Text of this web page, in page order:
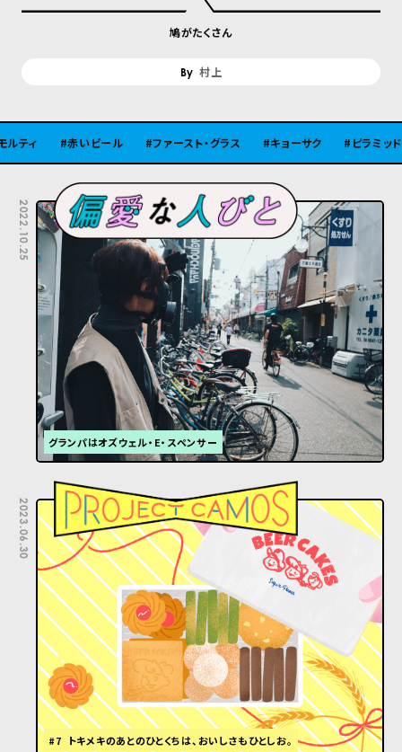
鳩がたくさん
村上
赤いビール ファースト・グラス キョーサク ピラミッド 古
2022.10.25
グランパはオズウェル・E・スペンサー
2023.06.30
#7 トキメキのあとのひとくちは、おいしさもひとしお。